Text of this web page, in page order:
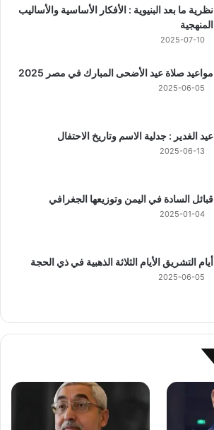
نظرية ما بعد البنيوية : الأفكار الأساسية والأساليب
المنهجية
2025-07-10
مواعيد صلاة عيد الأضحى المبارك في مصر 2025
2025-06-05
عيد الغدير : جدلية الاسم وتاريخ الاحتفال
2025-06-13
قبائل السادة في اليمن وتوزيعها الجغرافي
2025-01-04
أيام التشريق الأيام الثلاثة الذهبية في ذي الحجة
2025-06-05